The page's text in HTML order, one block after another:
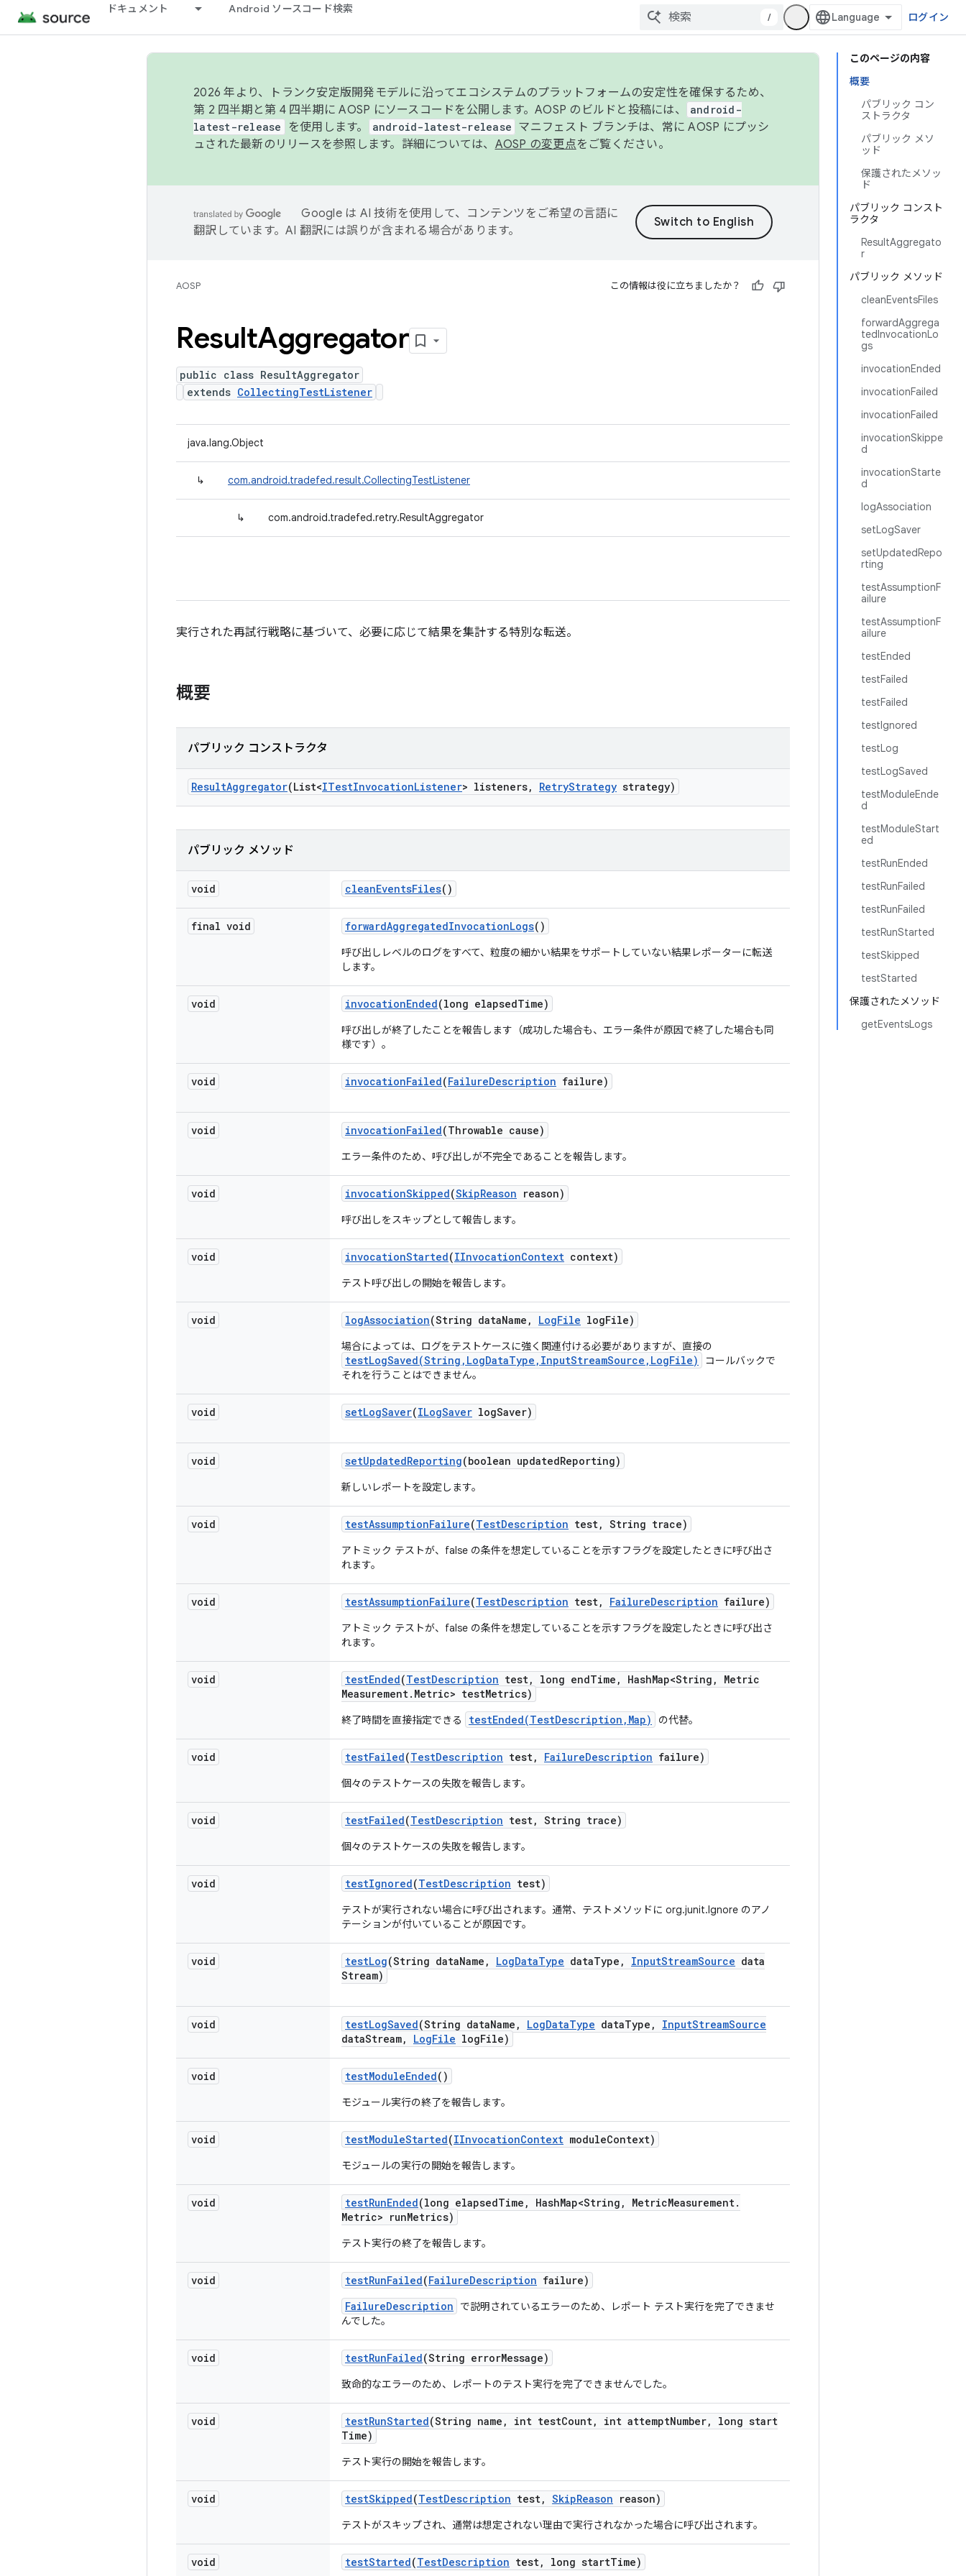
ドキュメント Android ソースコード検索
/ ログイン
このページの内容
概要
パブリック コン
ストラクタ
パブリック メソ
ッド
保護されたメソッ
ド
パブリック コンスト
ラクタ
ResultAggregato
r
パブリック メソッド
cleanEventsFiles
forwardAggrega
tedInvocationLo
gs
invocationEnded
invocationFailed
invocationFailed
invocationSkippe
d
invocationStarte
d
logAssociation
setLogSaver
setUpdatedRepo
rting
testAssumptionF
ailure
testAssumptionF
ailure
testEnded
testFailed
testFailed
testIgnored
testLog
testLogSaved
testModuleEnde
d
testModuleStart
ed
testRunEnded
testRunFailed
testRunFailed
testRunStarted
testSkipped
testStarted
保護されたメソッド
getEventsLogs
2026 年より、トランク安定版開発モデルに沿ってエコシステムのプラットフォームの安定性を確保するため、
第 2 四半期と第 4 四半期に AOSP にソースコードを公開します。AOSP のビルドと投稿には、
android-
latest-release
を使用します。 android-latest-release マニフェスト ブランチは、常に AOSP にプッシ
ュされた最新のリリースを参照します。詳細については、 AOSP の変更点をご覧ください。
Google は AI 技術を使用して、コンテンツをご希望の言語に
翻訳しています。AI 翻訳には誤りが含まれる場合があります。
AOSP この情報は役に立ちましたか？
ResultAggregator
public class ResultAggregator
extends CollectingTestListener
java.lang.Object
↳ com.android.tradefed.result.CollectingTestListener
↳ com.android.tradefed.retry.ResultAggregator
実行された再試行戦略に基づいて、必要に応じて結果を集計する特別な転送。
概要
パブリック コンストラクタ
ResultAggregator(List<ITestInvocationListener> listeners, RetryStrategy strategy)
パブリック メソッド
void cleanEventsFiles()
final void forwardAggregatedInvocationLogs()
呼び出しレベルのログをすべて、粒度の細かい結果をサポートしていない結果レポーターに転送
します。
void invocationEnded(long elapsedTime)
呼び出しが終了したことを報告します（成功した場合も、エラー条件が原因で終了した場合も同
様です）。
void invocationFailed(FailureDescription failure)
void invocationFailed(Throwable cause)
エラー条件のため、呼び出しが不完全であることを報告します。
void invocationSkipped(SkipReason reason)
呼び出しをスキップとして報告します。
void invocationStarted(IInvocationContext context)
テスト呼び出しの開始を報告します。
void logAssociation(String dataName , LogFile logFile)
場合によっては、ログをテストケースに強く関連付ける必要がありますが、直接の
testLogSaved(String,LogDataType,InputStreamSource,LogFile)
コールバックで
それを行うことはできません。
void setLogSaver(ILogSaver logSaver)
void setUpdatedReporting(boolean updatedReporting)
新しいレポートを設定します。
void testAssumptionFailure(TestDescription test, String trace)
アトミック テストが、false の条件を想定していることを示すフラグを設定したときに呼び出さ
れます。
void testAssumptionFailure(TestDescription test, FailureDescription failure)
アトミック テストが、false の条件を想定していることを示すフラグを設定したときに呼び出さ
れます。
void testEnded(TestDescription test, long endTime , HashMap<String ,
Metric
Measurement. Metric> testMetrics)
終了時間を直接指定できる testEnded(TestDescription,Map) の代替。
void testFailed(TestDescription test, FailureDescription failure)
個々のテストケースの失敗を報告します。
void testFailed(TestDescription test, String trace)
個々のテストケースの失敗を報告します。
void testIgnored(TestDescription test)
テストが実行されない場合に呼び出されます。通常、テストメソッドに org.junit.Ignore のアノ
テーションが付いていることが原因です。
void testLog(String dataName , LogDataType dataType , InputStreamSource data
Stream)
void testLogSaved(String dataName , LogDataType dataType , InputStreamSource
dataStream, LogFile logFile)
void testModuleEnded()
モジュール実行の終了を報告します。
void testModuleStarted(IInvocationContext moduleContext)
モジュールの実行の開始を報告します。
void testRunEnded(long elapsedTime , HashMap<String , MetricMeasurement.
Metric> runMetrics)
テスト実行の終了を報告します。
void testRunFailed(FailureDescription failure)
FailureDescription
で説明されているエラーのため、レポート テスト実行を完了できませ
んでした。
void testRunFailed(String errorMessage)
致命的なエラーのため、レポートのテスト実行を完了できませんでした。
void testRunStarted(String name , int testCount, int attemptNumber,
long start
Time)
テスト実行の開始を報告します。
void testSkipped(TestDescription test, SkipReason reason)
テストがスキップされ、通常は想定されない理由で実行されなかった場合に呼び出されます。
void testStarted(TestDescription test, long startTime)